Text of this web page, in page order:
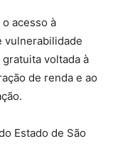
acesso à
vulnerabilidade
voltada à
de renda e ao
Estado de São